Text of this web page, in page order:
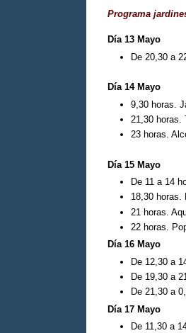
Programa
Día 13 Mayo
De 20,30 a
Día 14 Mayo
9,30 horas.
21,30 horas.
23 horas.
Día 15 Mayo
De 11 a 14
18,30 horas.
21 horas.
22 horas.
Día 16 Mayo
De 12,30 a
De 19,30 a
De 21,30 a
Día 17 Mayo
De 11,30 a